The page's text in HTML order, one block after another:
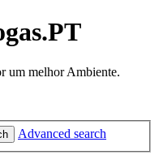
um melhor Ambiente.
Advanced search